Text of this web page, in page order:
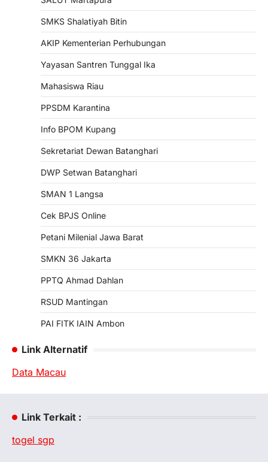
SMKS Shalatiyah Bitin
AKIP Kementerian Perhubungan
Yayasan Santren Tunggal Ika
Mahasiswa Riau
PPSDM Karantina
Info BPOM Kupang
Sekretariat Dewan Batanghari
DWP Setwan Batanghari
SMAN 1 Langsa
Cek BPJS Online
Petani Milenial Jawa Barat
SMKN 36 Jakarta
PPTQ Ahmad Dahlan
RSUD Mantingan
PAI FITK IAIN Ambon
Link Alternatif
Data Macau
Link Terkait :
togel sgp